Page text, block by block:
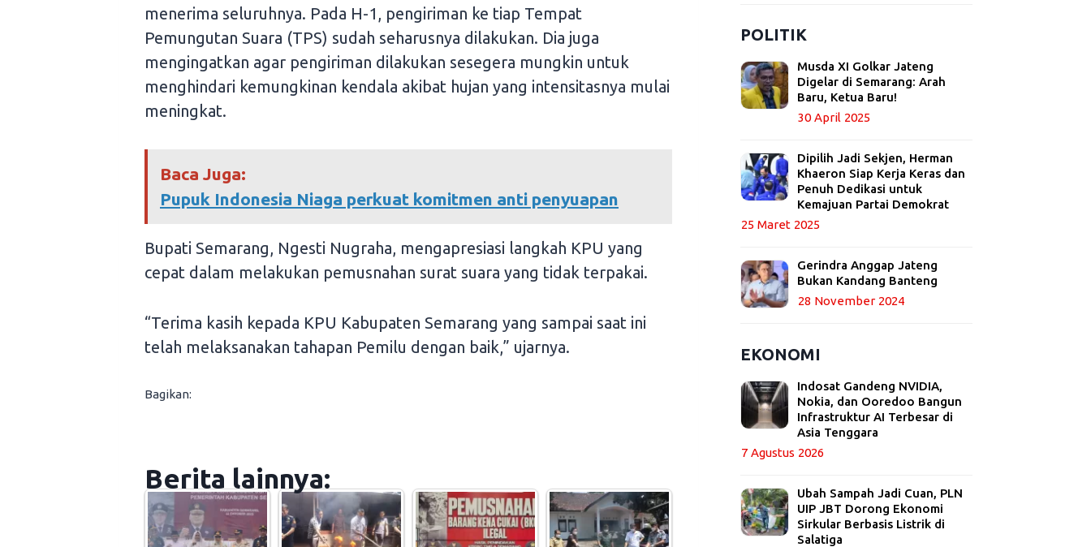
menerima seluruhnya. Pada H-1, pengiriman ke tiap Tempat
Pemungutan Suara (TPS) sudah seharusnya dilakukan. Dia juga
mengingatkan agar pengiriman dilakukan sesegera mungkin untuk
menghindari kemungkinan kendala akibat hujan yang intensitasnya mulai
meningkat.
Baca Juga:
Pupuk Indonesia Niaga perkuat komitmen anti penyuapan
Bupati Semarang, Ngesti Nugraha, mengapresiasi langkah KPU yang
cepat dalam melakukan pemusnahan surat suara yang tidak terpakai.
“Terima kasih kepada KPU Kabupaten Semarang yang sampai saat ini
telah melaksanakan tahapan Pemilu dengan baik,” ujarnya.
Bagikan:
Berita lainnya:
POLITIK
Musda XI Golkar Jateng
Digelar di Semarang: Arah
Baru, Ketua Baru!
30 April 2025
Dipilih Jadi Sekjen, Herman
Khaeron Siap Kerja Keras dan
Penuh Dedikasi untuk
Kemajuan Partai Demokrat
25 Maret 2025
Gerindra Anggap Jateng
Bukan Kandang Banteng
28 November 2024
EKONOMI
Indosat Gandeng NVIDIA,
Nokia, dan Ooredoo Bangun
Infrastruktur AI Terbesar di
Asia Tenggara
7 Agustus 2026
Ubah Sampah Jadi Cuan, PLN
UIP JBT Dorong Ekonomi
Sirkular Berbasis Listrik di
Salatiga